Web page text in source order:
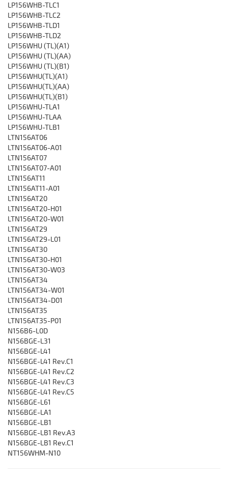
LP156WHB-TLC1
LP156WHB-TLC2
LP156WHB-TLD1
LP156WHB-TLD2
LP156WHU (TL)(A1)
LP156WHU (TL)(AA)
LP156WHU (TL)(B1)
LP156WHU(TL)(A1)
LP156WHU(TL)(AA)
LP156WHU(TL)(B1)
LP156WHU-TLA1
LP156WHU-TLAA
LP156WHU-TLB1
LTN156AT06
LTN156AT06-A01
LTN156AT07
LTN156AT07-A01
LTN156AT11
LTN156AT11-A01
LTN156AT20
LTN156AT20-H01
LTN156AT20-W01
LTN156AT29
LTN156AT29-L01
LTN156AT30
LTN156AT30-H01
LTN156AT30-W03
LTN156AT34
LTN156AT34-W01
LTN156AT34-D01
LTN156AT35
LTN156AT35-P01
N156B6-L0D
N156BGE-L31
N156BGE-L41
N156BGE-L41 Rev.C1
N156BGE-L41 Rev.C2
N156BGE-L41 Rev.C3
N156BGE-L41 Rev.C5
N156BGE-L61
N156BGE-LA1
N156BGE-LB1
N156BGE-LB1 Rev.A3
N156BGE-LB1 Rev.C1
NT156WHM-N10